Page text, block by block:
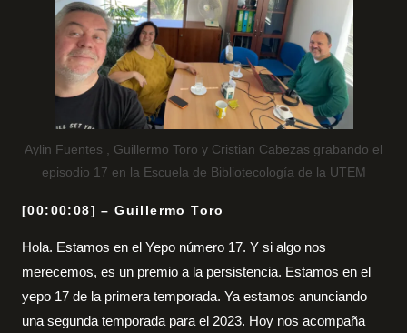
Aylin Fuentes , Guillermo Toro y Cristian Cabezas grabando el
episodio 17 en la Escuela de Bibliotecología de la UTEM
[00:00:08] – Guillermo Toro
Hola. Estamos en el Yepo número 17. Y si algo nos
merecemos, es un premio a la persistencia. Estamos en el
yepo 17 de la primera temporada. Ya estamos anunciando
una segunda temporada para el 2023. Hoy nos acompaña